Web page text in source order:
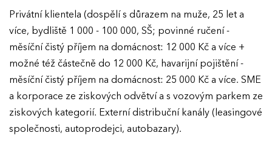
Privátní klientela (dospělí s důrazem na muže, 25 let a
více, bydliště 1 000 - 100 000, SŠ; povinné ručení -
měsíční čistý příjem na domácnost: 12 000 Kč a více +
možné též částečně do 12 000 Kč, havarijní pojištění -
měsíční čistý příjem na domácnost: 25 000 Kč a více. SME
a korporace ze ziskových odvětví a s vozovým parkem ze
ziskových kategorií. Externí distribuční kanály (leasingové
společnosti, autoprodejci, autobazary).